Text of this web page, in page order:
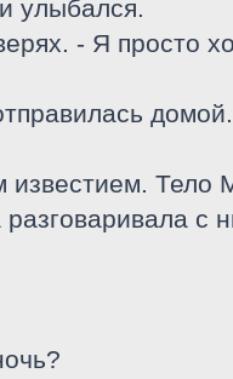
улыбался.
- Я просто
домой.
известием.
с